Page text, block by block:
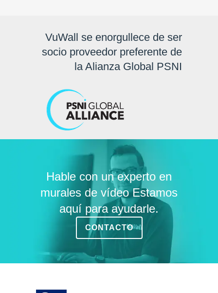
VuWall se enorgullece de ser
socio proveedor preferente de
la Alianza Global PSNI
Hable con un experto en
murales de vídeo Estamos
aquí para ayudarle.
CONTACTO